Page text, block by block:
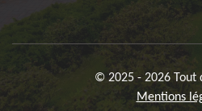
© 2025 - 2026 Tout
Mentions